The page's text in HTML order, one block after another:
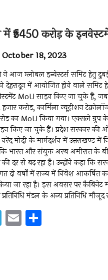
में ₹5450 करोड़ के
October 18, 2023
आज ग्लोबल इन्वेस्टर्स समिट हेतु
में आयोजित होने वाले समिट
MoU साइन किए जा चुके हैं,
करोड़, कार्मिला न्यूट्रीशन
का MoU किया गया। एक्सले
किए जा चुके हैं। प्रदेश सरकार की
नरेंद्र मोदी के मार्गदर्शन में
भारत और संयुक्त अरब अमीरात के
की दर से बढ़ रहा है। उन्होंने कहा
वर्षों में राज्य में निवेश आकर्षित
जा रहा है। इस अवसर पर
मंडल के अन्य प्रतिनिधि मौजूद
T
el
E
m